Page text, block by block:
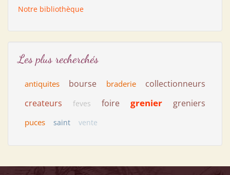
Notre bibliothèque
Les plus recherchés
antiquites bourse braderie
collectionneurs
createurs
feves foire grenier greniers
puces saint vente